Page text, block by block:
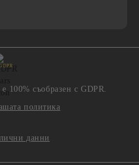
100% съобразен с GDPR.
политика
данни